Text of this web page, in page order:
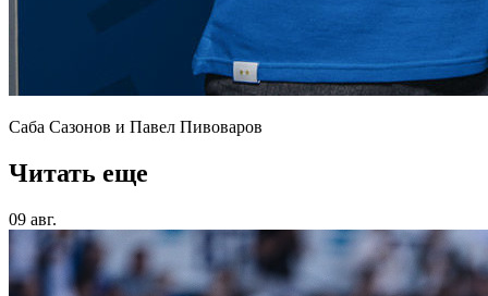
Саба Сазонов и Павел Пивоваров
Читать еще
09 авг.